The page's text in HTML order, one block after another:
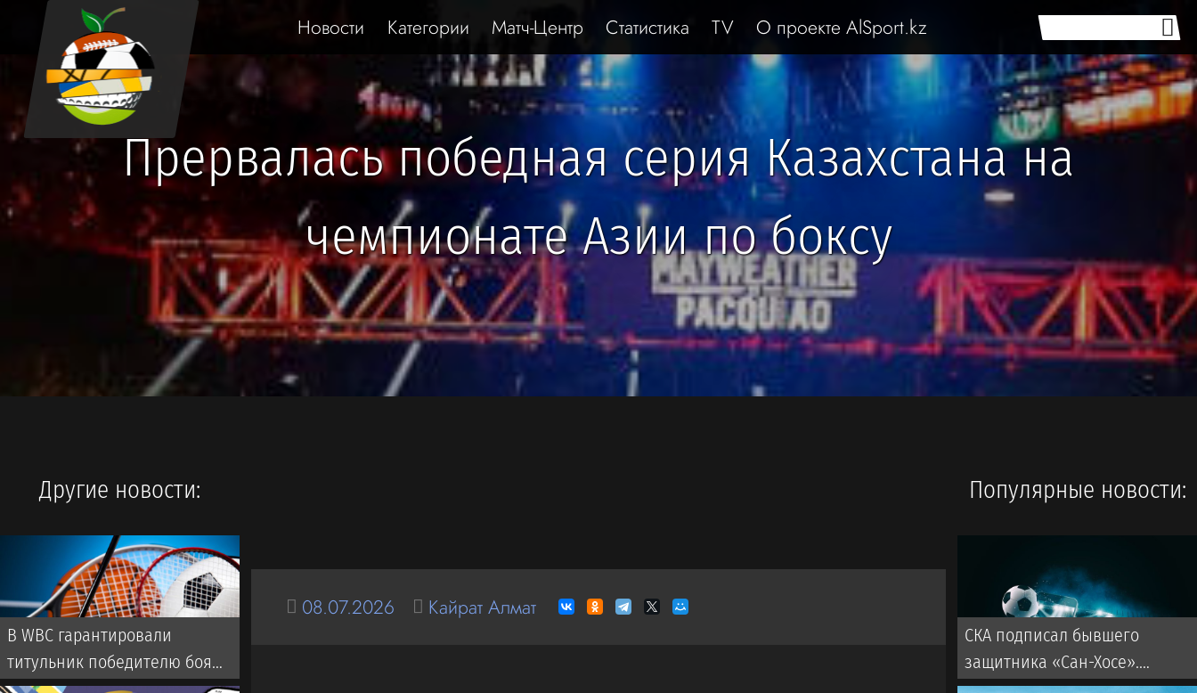
Новости Категории Матч-Центр Статистика TV О проекте AlSport.kz
Прервалась победная серия Казахстана на
чемпионате Азии по боксу
08.07.2026 Кайрат Алмат
Другие новости:
В WBC гарантировали
титульник победителю боя
Нурсултанов — Рамос
Популярные новости:
СКА подписал бывшего
защитника «Сан-Хосе».
Контракт рассчитан на два